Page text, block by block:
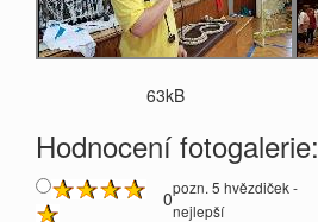
63kB
Hodnocení fotogalerie:
0pozn. 5 hvězdiček -
nejlepší